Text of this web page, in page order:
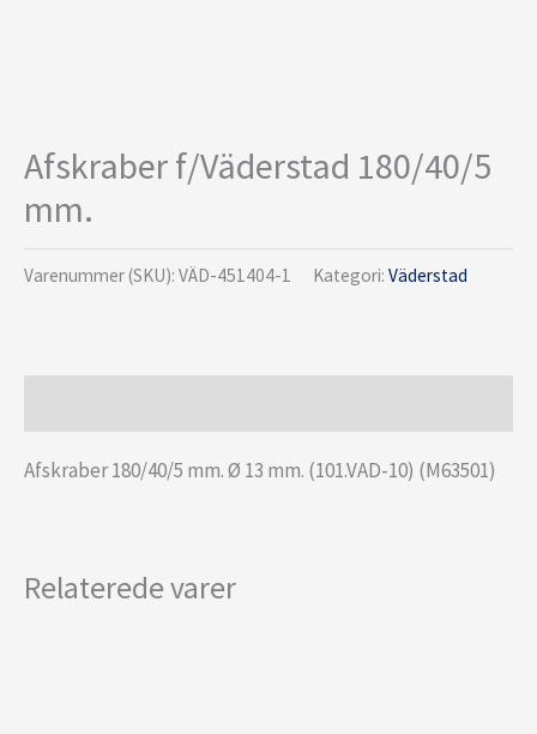
Afskraber f/Väderstad 180/40/5
mm.
Varenummer (SKU): VÄD-451404-1 Kategori: Väderstad
Afskraber 180/40/5 mm. Ø 13 mm. (101.VAD-10) (M63501)
Relaterede varer